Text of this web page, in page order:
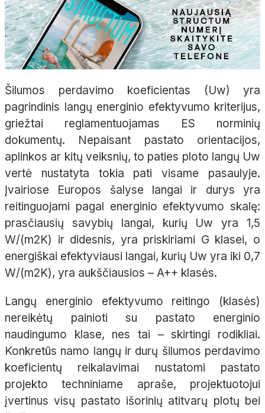
Šilumos perdavimo koeficientas (Uw) yra
pagrindinis langų energinio efektyvumo kriterijus,
griežtai reglamentuojamas ES norminių
dokumentų. Nepaisant pastato orientacijos,
aplinkos ar kitų veiksnių, to paties ploto langų Uw
vertė nustatyta tokia pati visame pasaulyje.
Įvairiose Europos šalyse langai ir durys yra
reitinguojami pagal energinio efektyvumo skalę:
prasčiausių savybių langai, kurių Uw yra 1,5
W/(m2K) ir didesnis, yra priskiriami G klasei, o
energiškai efektyviausi langai, kurių Uw yra iki 0,7
W/(m2K), yra aukščiausios – A++ klasės.
Langų energinio efektyvumo reitingo (klasės)
nereikėtų painioti su pastato energinio
naudingumo klase, nes tai – skirtingi rodikliai.
Konkretūs namo langų ir durų šilumos perdavimo
koeficientų reikalavimai nustatomi pastato
projekto techniniame apraše, projektuotojui
įvertinus visų pastato išorinių atitvarų plotų bei